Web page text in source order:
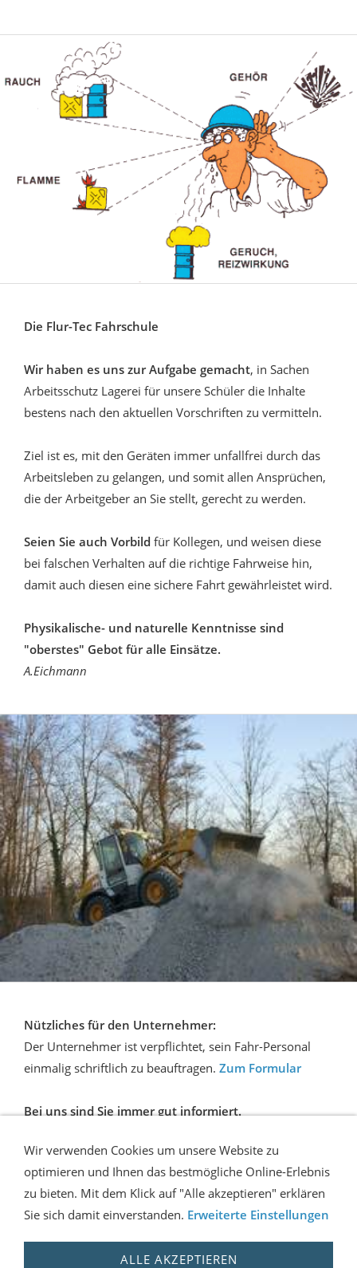
Die Flur-Tec Fahrschule
Wir haben es uns zur Aufgabe gemacht, in Sachen
Arbeitsschutz Lagerei für unsere Schüler die Inhalte
bestens nach den aktuellen Vorschriften zu vermitteln.
Ziel ist es, mit den Geräten immer unfallfrei durch das
Arbeitsleben zu gelangen, und somit allen Ansprüchen,
die der Arbeitgeber an Sie stellt, gerecht zu werden.
Seien Sie auch Vorbild für Kollegen, und weisen diese
bei falschen Verhalten auf die richtige Fahrweise hin,
damit auch diesen eine sichere Fahrt gewährleistet wird.
Physikalische- und naturelle Kenntnisse sind
"oberstes" Gebot für alle Einsätze.
A.Eichmann
Nützliches für den Unternehmer:
Der Unternehmer ist verpflichtet, sein Fahr-Personal
einmalig schriftlich zu beauftragen. Zum Formular
Bei uns sind Sie immer gut informiert.
FIRMEN-INFO AKTUELLES-NEWS
ZUR INDUSTRIE
ANMELDEFORMULAR
ONLINE-FORMULAR
IMPRESSUM-KONTAKT
Wir verwenden Cookies um unsere Website zu
optimieren und Ihnen das bestmögliche Online-Erlebnis
zu bieten. Mit dem Klick auf "Alle akzeptieren" erklären
Sie sich damit einverstanden. Erweiterte Einstellungen
ALLE AKZEPTIEREN